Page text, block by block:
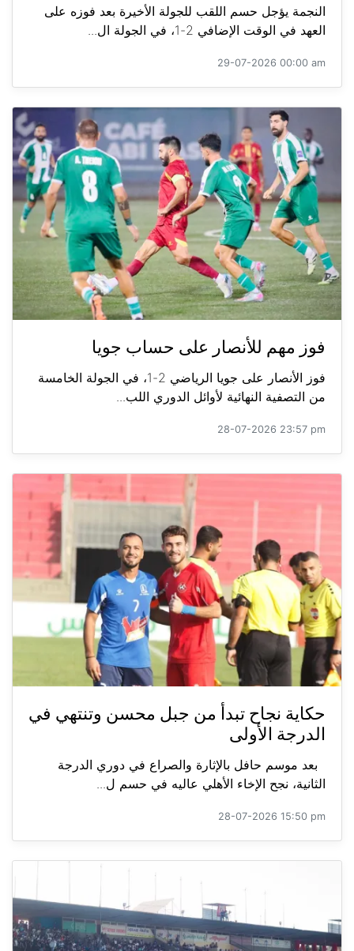
النجمة يؤجل حسم اللقب للجولة الأخيرة بعد فوزه على
العهد في الوقت الإضافي 2-1، في الجولة ال...
29-07-2026 00:00 am
فوز مهم للأنصار على حساب جويا
فوز الأنصار على جويا الرياضي 2-1، في الجولة الخامسة
من التصفية النهائية لأوائل الدوري اللب...
28-07-2026 23:57 pm
حكاية نجاح تبدأ من جبل محسن وتنتهي في
الدرجة الأولى
بعد موسم حافل بالإثارة والصراع في دوري الدرجة
الثانية، نجح الإخاء الأهلي عاليه في حسم ل...
28-07-2026 15:50 pm